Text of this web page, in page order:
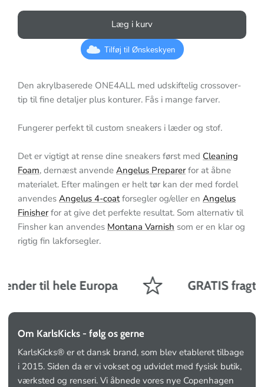
Læg i kurv
Tilføj til Ønskeskyen
Den akrylbaserede ONE4ALL med udskiftelig crossover-
tip til fine detaljer plus konturer. Fås i mange farver.
Fungerer perfekt til custom sneakers i læder og stof.
Det er vigtigt at rense dine sneakers først med Cleaning
Foam, dernæst anvende Angelus Preparerfor at åbne
materialet. Efter malingen er helt tør kan der med fordel
anvendes Angelus 4-coatforsegler og/eller en Angelus
Finisherfor at give det perfekte resultat. Som alternativ til
Finsher kan anvendes Montana Varnish som er en klar og
rigtig fin lakforsegler.
til hele Europa GRATIS fragt
Om KarlsKicks - følg os gerne
KarlsKicks® er et dansk brand, som blev etableret tilbage
i 2015. Siden da er vi vokset og udvidet med fysisk butik,
værksted og renseri. Vi åbnede vores nye Copenhagen